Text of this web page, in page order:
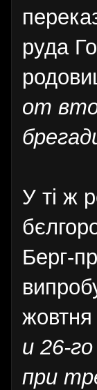
руда
от
У ті ж
Берг-
и 26-
при